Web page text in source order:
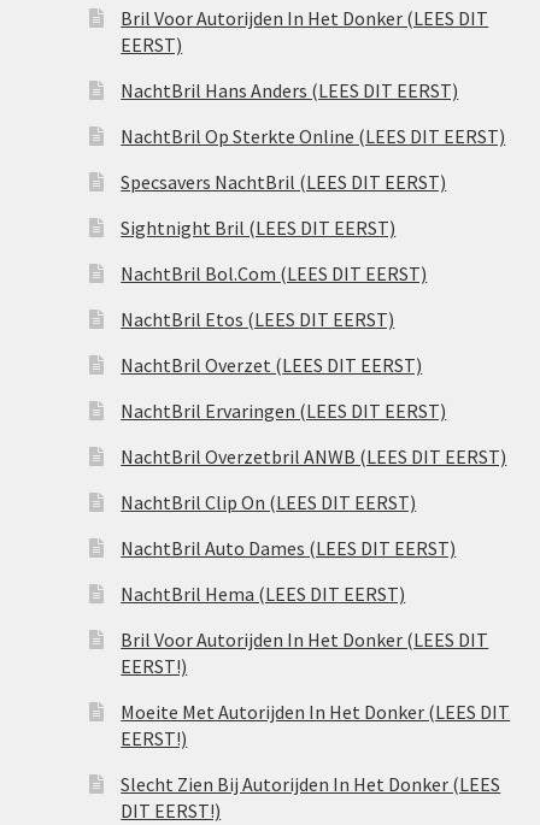
Bril Voor Autorijden In Het Donker (LEES DIT
EERST)
NachtBril Hans Anders (LEES DIT EERST)
NachtBril Op Sterkte Online (LEES DIT EERST)
Specsavers NachtBril (LEES DIT EERST)
Sightnight Bril (LEES DIT EERST)
NachtBril Bol.Com (LEES DIT EERST)
NachtBril Etos (LEES DIT EERST)
NachtBril Overzet (LEES DIT EERST)
NachtBril Ervaringen (LEES DIT EERST)
NachtBril Overzetbril ANWB (LEES DIT EERST)
NachtBril Clip On (LEES DIT EERST)
NachtBril Auto Dames (LEES DIT EERST)
NachtBril Hema (LEES DIT EERST)
Bril Voor Autorijden In Het Donker (LEES DIT
EERST!)
Moeite Met Autorijden In Het Donker (LEES DIT
EERST!)
Slecht Zien Bij Autorijden In Het Donker (LEES
DIT EERST!)